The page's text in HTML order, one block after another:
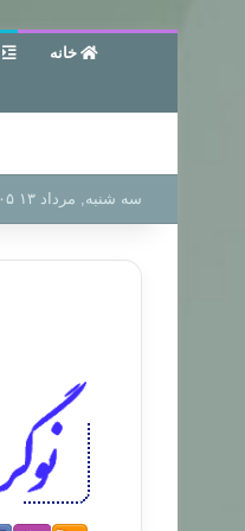
خانه
سه شنبه, مرداد ۱۳ ۱۴۰۵